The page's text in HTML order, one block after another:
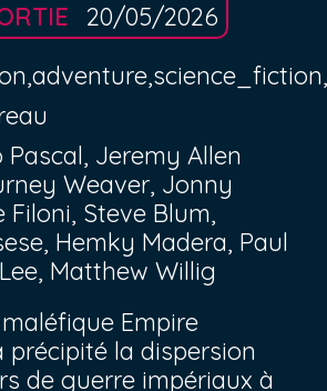
20/05/2026
Pascal, Jeremy Allen
Weaver, Jonny
Filoni, Steve Blum,
Hemky Madera, Paul
Matthew Willig
Empire
précipité la dispersion
de guerre impériaux à